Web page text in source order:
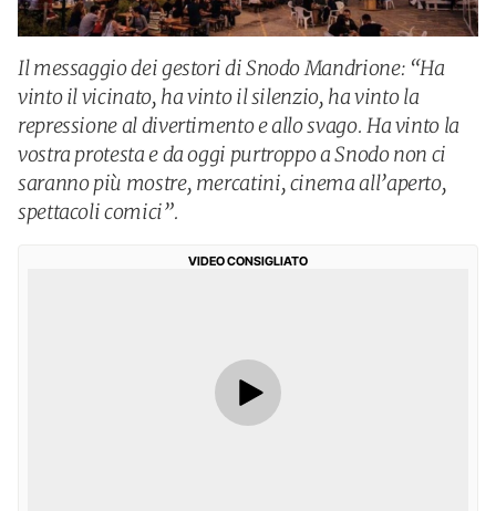
Il messaggio dei gestori di Snodo Mandrione: “Ha
vinto il vicinato, ha vinto il silenzio, ha vinto la
repressione al divertimento e allo svago. Ha vinto la
vostra protesta e da oggi purtroppo a Snodo non ci
saranno più mostre, mercatini, cinema all’aperto,
spettacoli comici”.
VIDEO CONSIGLIATO